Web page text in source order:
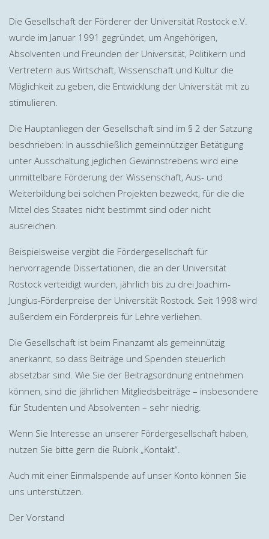
Die Gesellschaft der Förderer der Universität Rostock e.V.
wurde im Januar 1991 gegründet, um Angehörigen,
Absolventen und Freunden der Universität, Politikern und
Vertretern aus Wirtschaft, Wissenschaft und Kultur die
Möglichkeit zu geben, die Entwicklung der Universität mit zu
stimulieren.
Die Hauptanliegen der Gesellschaft sind im § 2 der Satzung
beschrieben: In ausschließlich gemeinnütziger Betätigung
unter Ausschaltung jeglichen Gewinnstrebens wird eine
unmittelbare Förderung der Wissenschaft, Aus- und
Weiterbildung bei solchen Projekten bezweckt, für die die
Mittel des Staates nicht bestimmt sind oder nicht
ausreichen.
Beispielsweise vergibt die Fördergesellschaft für
hervorragende Dissertationen, die an der Universität
Rostock verteidigt wurden, jährlich bis zu drei Joachim-
Jungius-Förderpreise der Universität Rostock. Seit 1998 wird
außerdem ein Förderpreis für Lehre verliehen.
Die Gesellschaft ist beim Finanzamt als gemeinnützig
anerkannt, so dass Beiträge und Spenden steuerlich
absetzbar sind. Wie Sie der Beitragsordnung entnehmen
können, sind die jährlichen Mitgliedsbeiträge – insbesondere
für Studenten und Absolventen – sehr niedrig.
Wenn Sie Interesse an unserer Fördergesellschaft haben,
nutzen Sie bitte gern die Rubrik „Kontakt“.
Auch mit einer Einmalspende auf unser Konto können Sie
uns unterstützen.
Der Vorstand